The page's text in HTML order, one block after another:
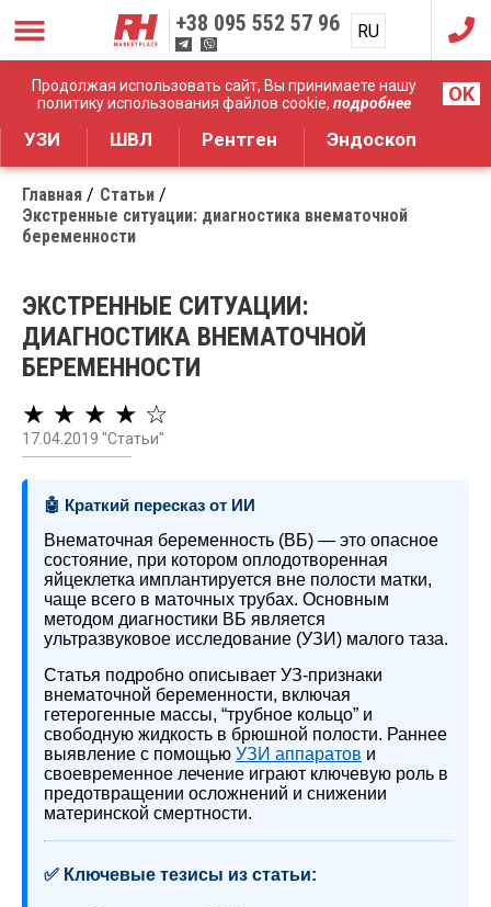
Продолжая использовать сайт, Вы принимаете нашу
политику использования файлов cookie, подробнее OK
+38 095 552 57 96 RU
UA
Дистрибуция медицинского оборудования
УЗИ ШВЛ Рентген Эндоскоп
Главная
Статьи
Экстренные ситуации: диагностика внематочной
беременности
ЭКСТРЕННЫЕ СИТУАЦИИ:
ДИАГНОСТИКА ВНЕМАТОЧНОЙ
БЕРЕМЕННОСТИ
★ ★ ★ ★ ☆
17.04.2019 "Статьи"
🤖 Краткий пересказ от ИИ
Внематочная беременность (ВБ) — это опасное
состояние, при котором оплодотворенная
яйцеклетка имплантируется вне полости матки,
чаще всего в маточных трубах. Основным
методом диагностики ВБ является
ультразвуковое исследование (УЗИ) малого таза.
Статья подробно описывает УЗ-признаки
внематочной беременности, включая
гетерогенные массы, “трубное кольцо” и
свободную жидкость в брюшной полости. Раннее
выявление с помощью УЗИ аппаратов и
своевременное лечение играют ключевую роль в
предотвращении осложнений и снижении
материнской смертности.
✅ Ключевые тезисы из статьи: